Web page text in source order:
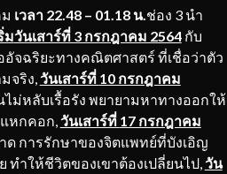
เวลา 22.48 – 01.18 น.ช่อง 3 นำ
มวันเสาร์ที่ 3 กรกฎาคม 2564กับ
อัจฉริยะทางคณิตศาสตร์ ที่เชื่อว่าตัว
จริง,วันเสาร์ที่ 10 กรกฎาคม
ม่หลับเรื้อรัง พยายามหาทางออกให้
หกคอก,วันเสาร์ที่ 17 กรกฎาคม
ด การรักษาของจิตแพทย์ที่บังเอิญ
ำให้ชีวิตของเขาต้องเปลี่ยนไป,วัน